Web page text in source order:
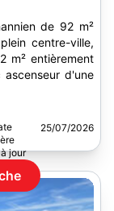
de 92 m²
centre-ville,
m² entièrement
d'une
25/07/2026